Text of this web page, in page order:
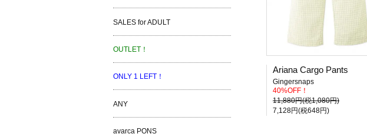
Ariana Cargo Pants
Gingersnaps
40%OFF！
11,880円(税1,080円)
7,128円(税648円)
SALES for ADULT
OUTLET！
ONLY 1 LEFT！
ANY
avarca PONS